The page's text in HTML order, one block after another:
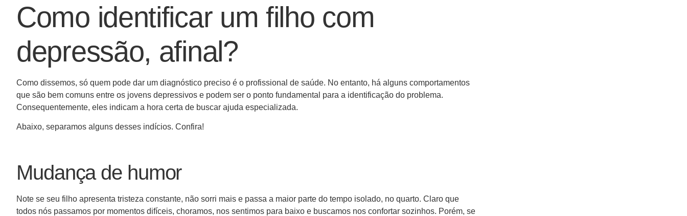
Como identificar um filho com
depressão, afinal?
Como dissemos, só quem pode dar um diagnóstico preciso é o profissional de saúde. No entanto, há alguns comportamentos
que são bem comuns entre os jovens depressivos e podem ser o ponto fundamental para a identificação do problema.
Consequentemente, eles indicam a hora certa de buscar ajuda especializada.
Abaixo, separamos alguns desses indícios. Confira!
Mudança de humor
Note se seu filho apresenta tristeza constante, não sorri mais e passa a maior parte do tempo isolado, no quarto. Claro que
todos nós passamos por momentos difíceis, choramos, nos sentimos para baixo e buscamos nos confortar sozinhos. Porém, se